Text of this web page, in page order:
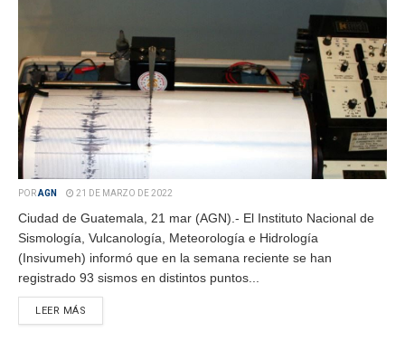
PORAGN 21 DE MARZO DE 2022
Ciudad de Guatemala, 21 mar (AGN).- El Instituto Nacional de
Sismología, Vulcanología, Meteorología e Hidrología
(Insivumeh) informó que en la semana reciente se han
registrado 93 sismos en distintos puntos...
LEER MÁS